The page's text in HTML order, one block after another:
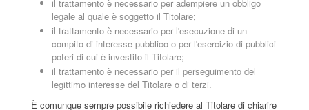
il trattamento è necessario per adempiere un obbligo
legale al quale è soggetto il Titolare;
il trattamento è necessario per l'esecuzione di un
compito di interesse pubblico o per l'esercizio di pubblici
poteri di cui è investito il Titolare;
il trattamento è necessario per il perseguimento del
legittimo interesse del Titolare o di terzi.
È comunque sempre possibile richiedere al Titolare di chiarire